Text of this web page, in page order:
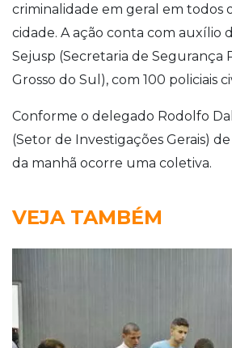
criminalidade em geral em todos
cidade. A ação conta com auxílio
Sejusp (Secretaria de Segurança
Grosso do Sul), com 100 policiais
Conforme o delegado Rodolfo
(Setor de Investigações Gerais)
da manhã ocorre uma coletiva.
VEJA TAMBÉM